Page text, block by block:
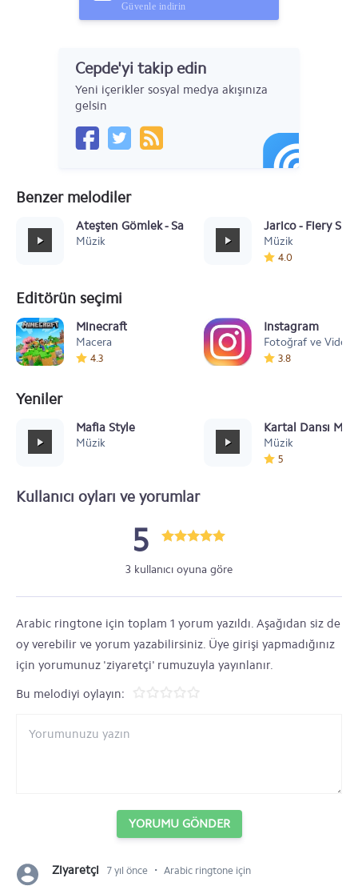
Güvenle indirin
Cepde'yi takip edin
Yeni içerikler sosyal medya akışınıza
gelsin
Benzer melodiler
Ateşten Gömlek - Sagopa Kajmer
Müzik
Jarico - Fiery Sky
Müzik
4.0
Editörün seçimi
Minecraft
Macera
4.3
Instagram
Fotoğraf ve Video
3.8
Yeniler
Mafia Style
Müzik
Kartal Dansı
Müzik
5
Kullanıcı oyları ve yorumlar
5
3 kullanıcı oyuna göre
Arabic ringtone için toplam 1 yorum yazıldı. Aşağıdan siz de
oy verebilir ve yorum yazabilirsiniz. Üye girişi yapmadığınız
için yorumunuz 'ziyaretçi' rumuzuyla yayınlanır.
Bu melodiyi oylayın:
YORUMU GÖNDER
Ziyaretçi 7 yıl önce ⋅ Arabic ringtone için